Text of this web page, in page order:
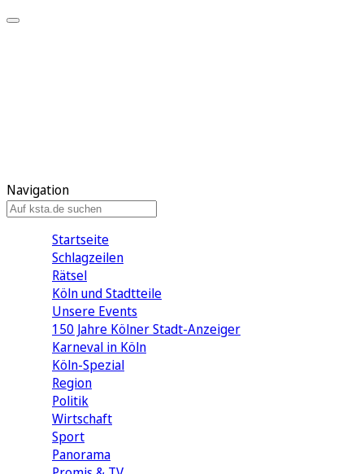
Navigation
Startseite
Schlagzeilen
Rätsel
Köln und Stadtteile
Unsere Events
150 Jahre Kölner Stadt-Anzeiger
Karneval in Köln
Köln-Spezial
Region
Politik
Wirtschaft
Sport
Panorama